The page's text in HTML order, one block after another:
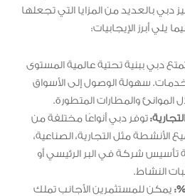
دبي بالعديد من المزايا التي تجعلها
يلي أبرز الإيجابيات:
دبي ببنية تحتية عالمية المستوى
سهولة الوصول إلى الأسواق
الموانئ والمطارات المتطورة.
توفر دبي أنواعًا مختلفة من
الأنشطة مثل التجارية، الصناعية،
تأسيس شركة في البر الرئيسي أو
النشاط.
يمكن للمستثمرين الأجانب تملك